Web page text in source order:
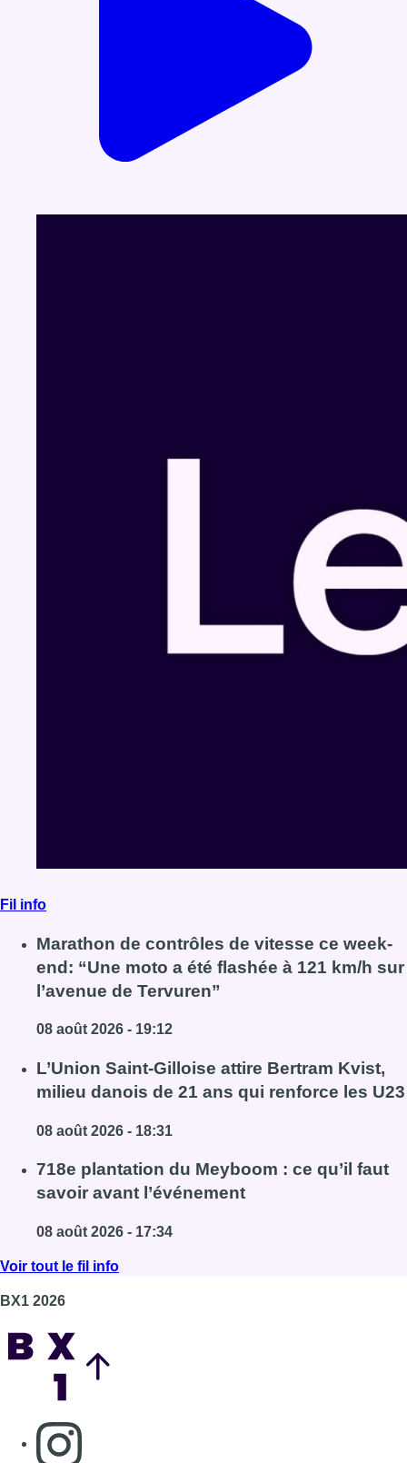
Fil info
Marathon de contrôles de vitesse ce week-
end: “Une moto a été flashée à 121 km/h sur
l’avenue de Tervuren”
08 août 2026 - 19:12
Lire l'article Marathon de contrôles de vitesse ce
L’Union Saint-Gilloise attire Bertram Kvist,
milieu danois de 21 ans qui renforce les U23
08 août 2026 - 18:31
Lire l'article L’Union Saint-Gilloise attire Bertram
718e plantation du Meyboom : ce qu’il faut
savoir avant l’événement
08 août 2026 - 17:34
Lire l'article 718e plantation du Meyboom : ce qu’il
Voir tout le fil info
BX1 2026
Consulter page Instagram